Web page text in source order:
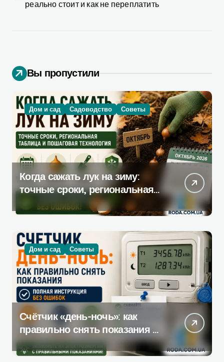
реально стоит и как не переплатить
Вы пропустили
Дом и сад Садоводство Советы
Когда сажать лук на зиму:
точные сроки, региональная
таблица и пошаговая
инструкция
Дом и сад Советы
Счётчик «день-ночь»: как
правильно снять показания —
полная инструкция без
ошибок